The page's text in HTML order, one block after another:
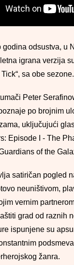
odsustva, u
igrana verzija
sa obe sezone.
Peter
po brojnim
uključujući
Episode I - The
of the
satiričan pogled
neuništivom,
vernim
grad od raznih
ispunjene su
žanra.